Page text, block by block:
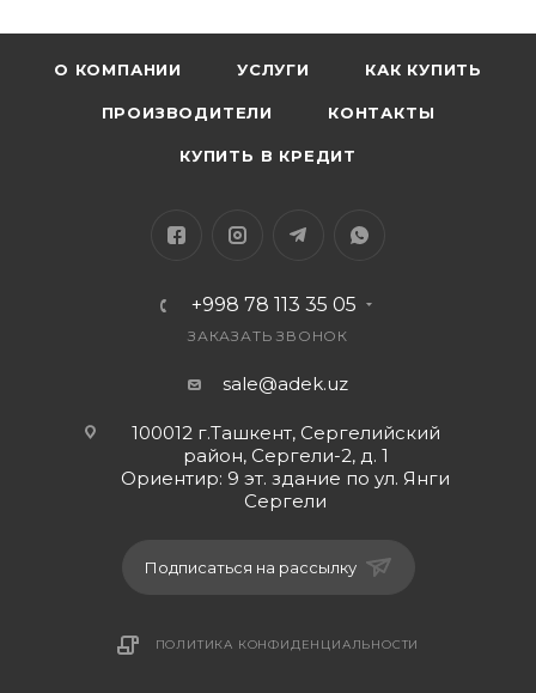
О КОМПАНИИ УСЛУГИ КАК КУПИТЬ
ПРОИЗВОДИТЕЛИ КОНТАКТЫ
КУПИТЬ В КРЕДИТ
+998 78 113 35 05
ЗАКАЗАТЬ ЗВОНОК
sale@adek.uz
100012 г.Ташкент, Сергелийский
район, Сергели-2, д. 1
Ориентир: 9 эт. здание по ул. Янги
Сергели
Подписаться на рассылку
ПОЛИТИКА КОНФИДЕНЦИАЛЬНОСТИ